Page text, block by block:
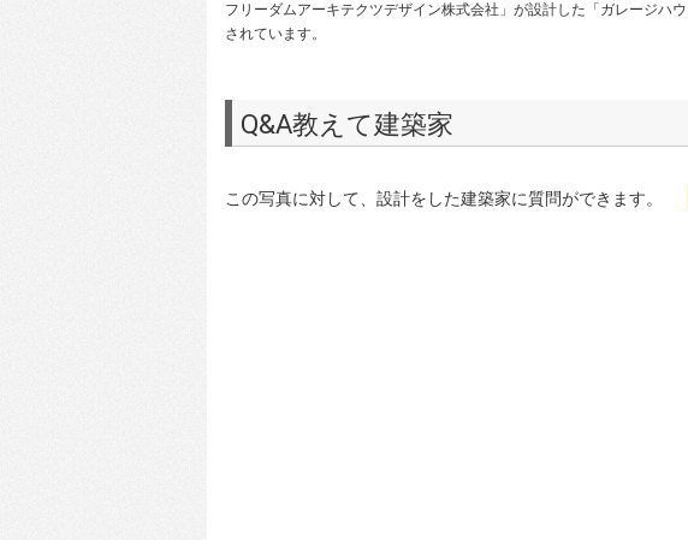
フリーダムアーキテクツデザイン株式会社」が設計した「ガレージハ
されています。
Q&A教えて建築家
この写真に対して、設計をした建築家に質問ができます。